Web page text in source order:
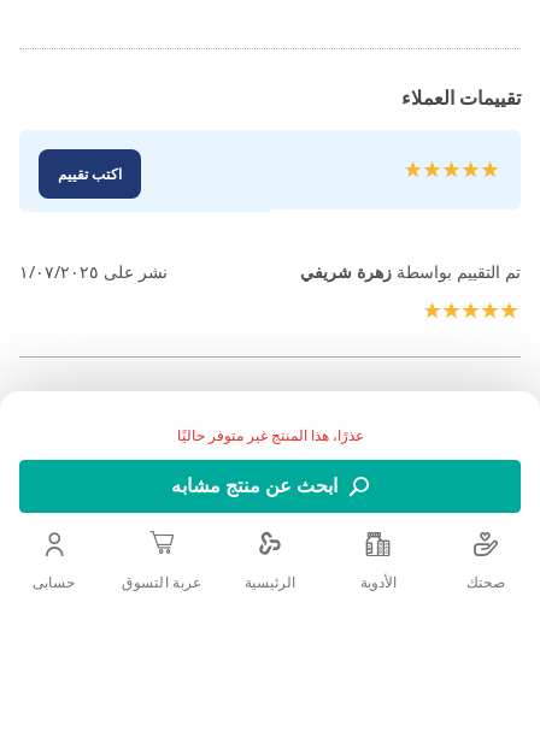
عذرًا، هذا المنتج غير متوفر حاليًا
ابحث عن منتج مشابه
تقييمات العملاء
تقييم:
اكتب تقييم
تم التقييم بواسطة زهرة شريفي نشر على ١/٠٧/٢٠٢٥
صحتك الأدوية الرئيسية عربة التسوق حسابى